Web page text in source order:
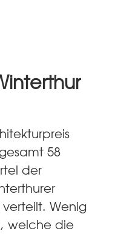
58
der
Wenig
welche die